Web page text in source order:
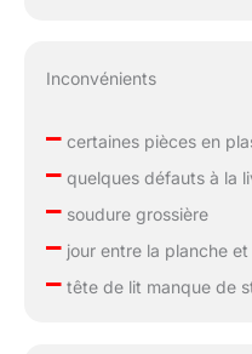
Inconvénients
–certaines pièces en
–quelques défauts à la
–soudure grossière
–jour entre la planche
–tête de lit manque de